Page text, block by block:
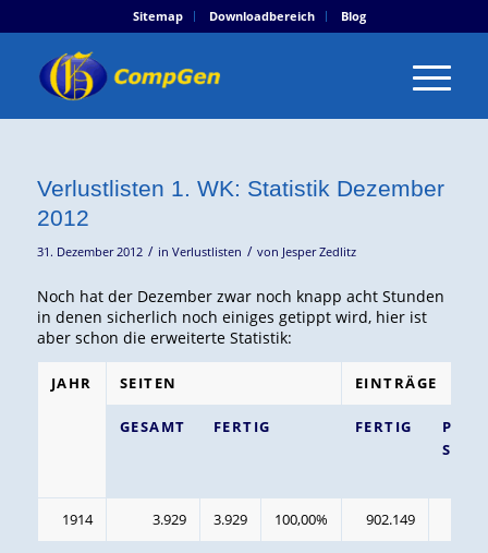
Sitemap Downloadbereich Blog
Verlustlisten 1. WK: Statistik Dezember
2012
31. Dezember 2012 / in Verlustlisten / von Jesper Zedlitz
Noch hat der Dezember zwar noch knapp acht Stunden
in denen sicherlich noch einiges getippt wird, hier ist
aber schon die erweiterte Statistik:
JAHR SEITEN EINTRÄGE
GESAMT FERTIG FERTIG
PRO
SEITE
1914 3.929 3.929 100,00% 902.149